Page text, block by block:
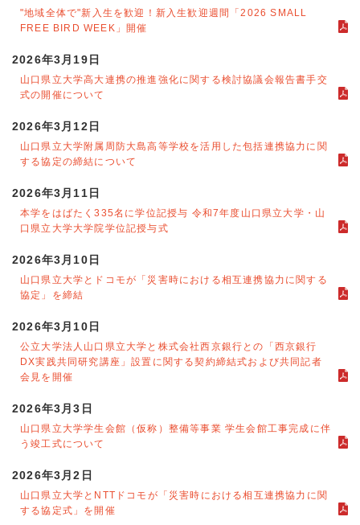
"地域全体で"新入生を歓迎！新入生歓迎週間「2026 SMALL
FREE BIRD WEEK」開催
2026年3月19日
山口県立大学高大連携の推進強化に関する検討協議会報告書手交
式の開催について
2026年3月12日
山口県立大学附属周防大島高等学校を活用した包括連携協力に関
する協定の締結について
2026年3月11日
本学をはばたく335名に学位記授与 令和7年度山口県立大学・山
口県立大学大学院学位記授与式
2026年3月10日
山口県立大学とドコモが「災害時における相互連携協力に関する
協定」を締結
2026年3月10日
公立大学法人山口県立大学と株式会社西京銀行との「西京銀行
DX実践共同研究講座」設置に関する契約締結式および共同記者
会見を開催
2026年3月3日
山口県立大学学生会館（仮称）整備等事業 学生会館工事完成に伴
う竣工式について
2026年3月2日
山口県立大学とNTTドコモが「災害時における相互連携協力に関
する協定式」を開催